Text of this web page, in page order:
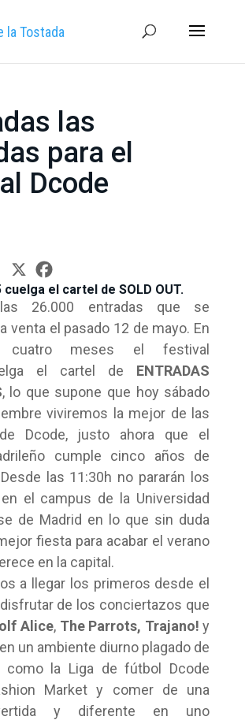
las
para el
Dcode
cuelga el cartel de SOLD OUT.
26.000 entradas que se
venta el pasado 12 de mayo. En
meses el festival
el cartel de ENTRADAS
, lo que supone que hoy sábado
viviremos la mejor de las
Dcode, justo ahora que el
cumple cinco años de
las 11:30h no pararán los
el campus de la Universidad
de Madrid en lo que sin duda
fiesta para acabar el verano
en la capital.
a llegar los primeros desde el
de los conciertazos que
Alice, The Parrots, Trajano! y
un ambiente diurno plagado de
como la Liga de fútbol Dcode
Market y comer de una
y diferente en uno